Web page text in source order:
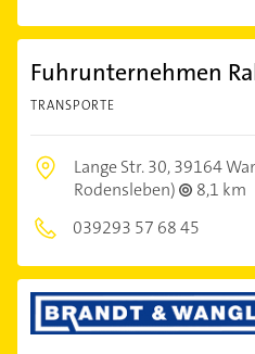
Fuhrunternehmen
TRANSPORTE
Lange Str. 30,39164
Rodensleben)
8,1 km
039293 57 68 45